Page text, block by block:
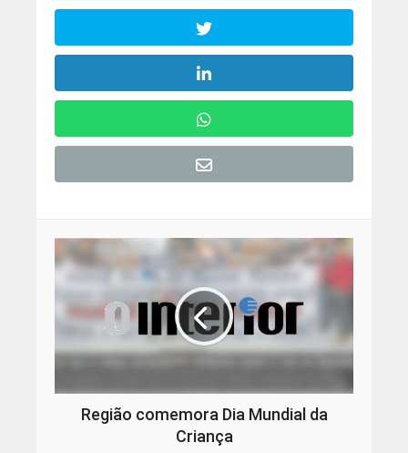
Região comemora Dia Mundial da
Criança